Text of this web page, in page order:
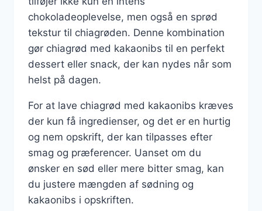
chokoladeoplevelse, men også en sprød
tekstur til chiagrøden. Denne kombination
gør chiagrød med kakaonibs til en perfekt
dessert eller snack, der kan nydes når som
helst på dagen.
For at lave chiagrød med kakaonibs kræves
der kun få ingredienser, og det er en hurtig
og nem opskrift, der kan tilpasses efter
smag og præferencer. Uanset om du
ønsker en sød eller mere bitter smag, kan
du justere mængden af sødning og
kakaonibs i opskriften.